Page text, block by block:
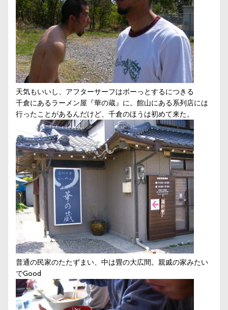
天気もいいし、アフターサーフはボーっとするにつきる
千倉にあるラーメン屋『華の蔵』に。館山にある系列店には
行ったことがあるんだけど、千倉のほうは初めて来た。
普通の民家のたたずまい、中は畳の大広間。親戚の家みたい
でGood